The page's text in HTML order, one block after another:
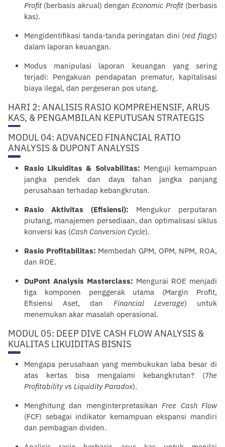
Profit (berbasis akrual) denganEconomic Profit(berbasis
kas).
Mengidentifikasi tanda-tanda peringatan dini (red flags)
dalam laporan keuangan.
Modus manipulasi laporan keuangan yang sering
terjadi: Pengakuan pendapatan prematur, kapitalisasi
biaya ilegal, dan pergeseran pos utang.
HARI 2: ANALISIS RASIO KOMPREHENSIF, ARUS
KAS, & PENGAMBILAN KEPUTUSAN STRATEGIS
MODUL 04: ADVANCED FINANCIAL RATIO
ANALYSIS & DUPONT ANALYSIS
Rasio Likuiditas & Solvabilitas: Menguji kemampuan
jangka pendek dan daya tahan jangka panjang
perusahaan terhadap kebangkrutan.
Rasio Aktivitas (Efisiensi): Mengukur perputaran
piutang, manajemen persediaan, dan optimalisasi siklus
konversi kas (Cash Conversion Cycle).
Rasio Profitabilitas: Membedah GPM, OPM, NPM, ROA,
dan ROE.
DuPont Analysis Masterclass: Mengurai ROE menjadi
tiga komponen penggerak utama (Margin Profit,
Efisiensi Aset, dan Financial Leverage) untuk
menemukan akar masalah operasional.
MODUL 05: DEEP DIVE CASH FLOW ANALYSIS &
KUALITAS LIKUIDITAS BISNIS
Mengapa perusahaan yang membukukan laba besar di
atas kertas bisa mengalami kebangkrutan? (The
Profitability vs Liquidity Paradox).
Menghitung dan menginterpretasikanFree Cash Flow
(FCF) sebagai indikator kemampuan ekspansi mandiri
dan pembagian dividen.